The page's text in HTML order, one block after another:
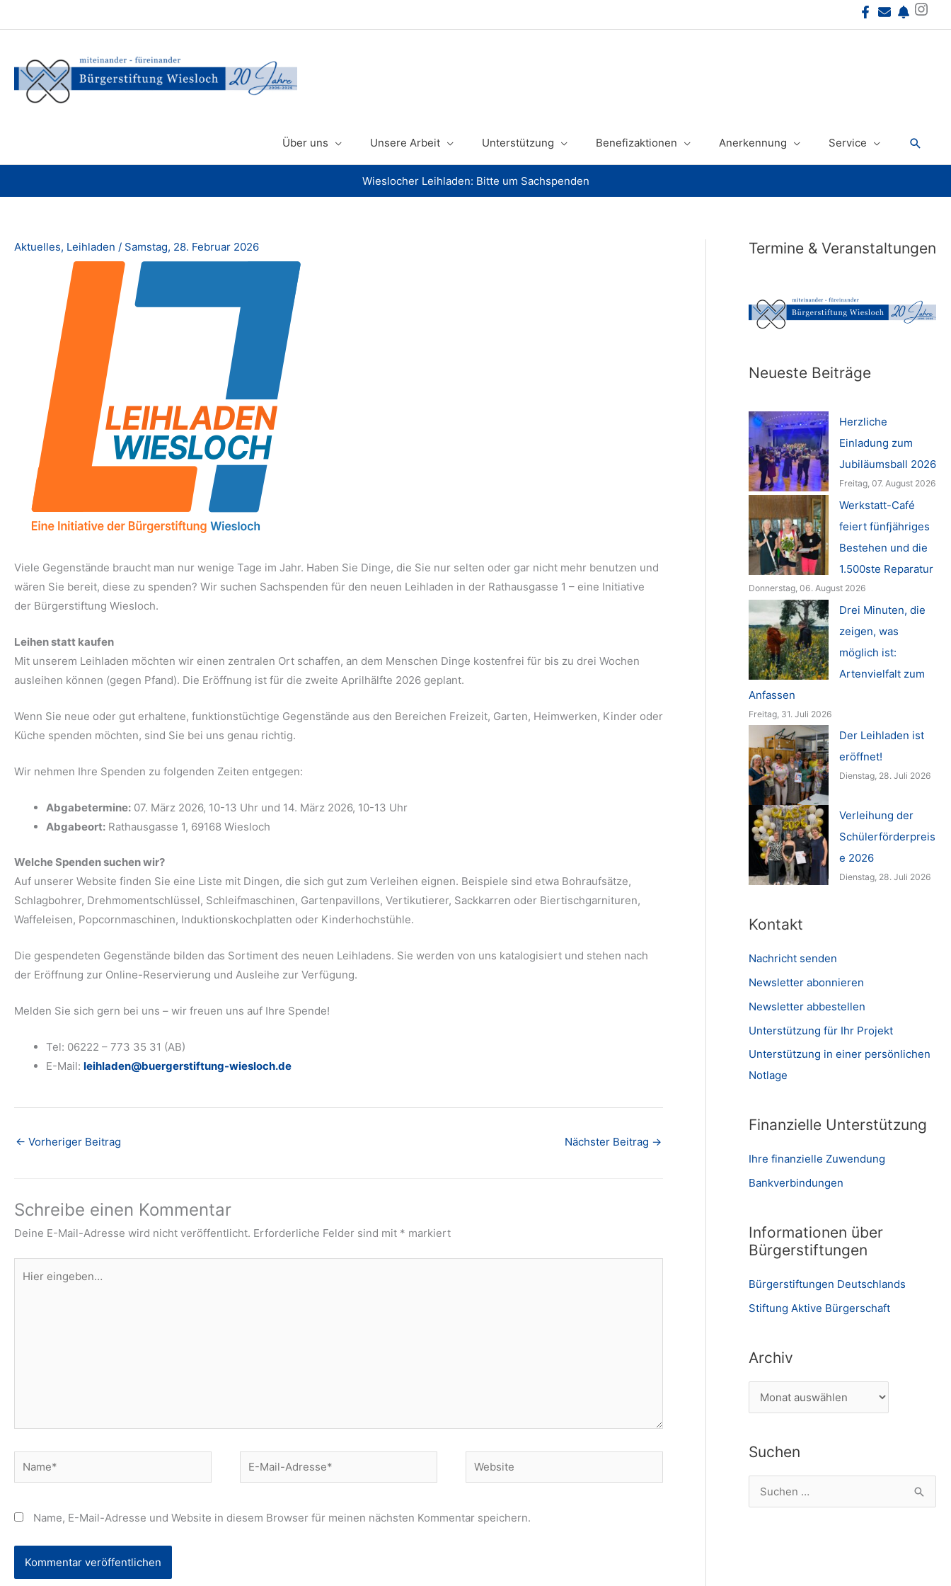
Inhalt
Instagram
Über uns Unsere Arbeit Unterstützung Benefizaktionen Anerkennung Service
Wieslocher Leihladen: Bitte um Sachspenden
Aktuelles, Leihladen / Samstag, 28. Februar 2026
Viele Gegenstände braucht man nur wenige Tage im Jahr. Haben Sie Dinge, die Sie nur selten oder gar nicht mehr benutzen und
wären Sie bereit, diese zu spenden? Wir suchen Sachspenden für den neuen Leihladen in der Rathausgasse 1 – eine Initiative
der Bürgerstiftung Wiesloch.
Leihen statt kaufen
Mit unserem Leihladen möchten wir einen zentralen Ort schaffen, an dem Menschen Dinge kostenfrei für bis zu drei Wochen
ausleihen können (gegen Pfand). Die Eröffnung ist für die zweite Aprilhälfte 2026 geplant.
Wenn Sie neue oder gut erhaltene, funktionstüchtige Gegenstände aus den Bereichen Freizeit, Garten, Heimwerken, Kinder oder
Küche spenden möchten, sind Sie bei uns genau richtig.
Wir nehmen Ihre Spenden zu folgenden Zeiten entgegen:
Abgabetermine: 07. März 2026, 10-13 Uhr und 14. März 2026, 10-13 Uhr
Abgabeort: Rathausgasse 1, 69168 Wiesloch
Welche Spenden suchen wir?
Auf unserer Website finden Sie eine Liste mit Dingen, die sich gut zum Verleihen eignen. Beispiele sind etwa Bohraufsätze,
Schlagbohrer, Drehmomentschlüssel, Schleifmaschinen, Gartenpavillons, Vertikutierer, Sackkarren oder Biertischgarnituren,
Waffeleisen, Popcornmaschinen, Induktionskochplatten oder Kinderhochstühle.
Die gespendeten Gegenstände bilden das Sortiment des neuen Leihladens. Sie werden von uns katalogisiert und stehen nach
der Eröffnung zur Online-Reservierung und Ausleihe zur Verfügung.
Melden Sie sich gern bei uns – wir freuen uns auf Ihre Spende!
Tel: 06222 – 773 35 31 (AB)
E-Mail: leihladen@buergerstiftung-wiesloch.de
← Vorheriger Beitrag Nächster Beitrag →
Schreibe einen Kommentar
Deine E-Mail-Adresse wird nicht veröffentlicht. Erforderliche Felder sind mit * markiert
eingeben…
Name*
E-
Mail-
Website
Name, E-Mail-Adresse und Website in diesem Browser für meinen nächsten Kommentar speichern.
Termine & Veranstaltungen
Neueste Beiträge
Herzliche
Einladung zum
Jubiläumsball 2026
Freitag, 07. August 2026
Werkstatt-Café
feiert fünfjähriges
Bestehen und die
1.500ste Reparatur
Donnerstag, 06. August 2026
Drei Minuten, die
zeigen, was
möglich ist:
Artenvielfalt zum
Anfassen
Freitag, 31. Juli 2026
Der Leihladen ist
eröffnet!
Dienstag, 28. Juli 2026
Verleihung der
Schülerförderpreis
e 2026
Dienstag, 28. Juli 2026
Kontakt
Nachricht senden
Newsletter abonnieren
Newsletter abbestellen
Unterstützung für Ihr Projekt
Unterstützung in einer persönlichen
Notlage
Finanzielle Unterstützung
Ihre finanzielle Zuwendung
Bankverbindungen
Informationen über
Bürgerstiftungen
Bürgerstiftungen Deutschlands
Stiftung Aktive Bürgerschaft
Archiv
r
h
i
Suchen
u